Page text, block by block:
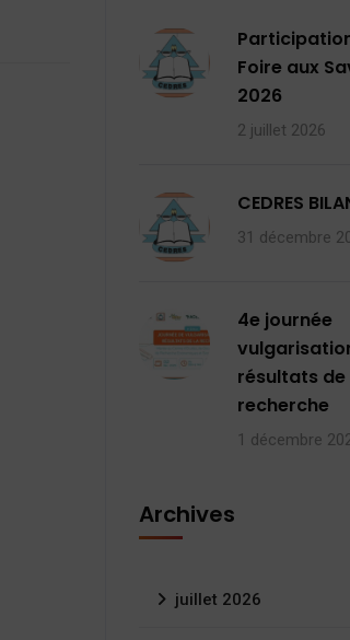
Participation
Foire aux
2026
2 juillet 2026
CEDRES
31 décembre
4e journée
résultats de
recherche
1 décembre
Archives
juillet 2026